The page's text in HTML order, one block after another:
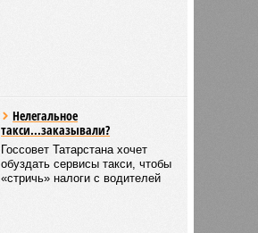
Нелегальное
такси...заказывали?
Госсовет Татарстана хочет
обуздать сервисы такси, чтобы
«стричь» налоги с водителей